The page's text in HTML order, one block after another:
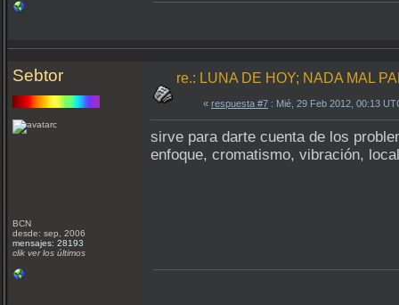
Sebtor
BCN
desde: sep, 2006
mensajes: 28193
clik ver los últimos
re.: LUNA DE HOY; NADA MAL
« respuesta #7 : Mié, 29 Feb 2012, 00:13
sirve para darte cuenta de los
enfoque, cromatismo, vibración,